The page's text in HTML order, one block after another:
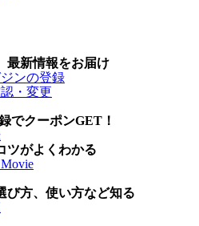
最新情報をお届け
ンの登録
・変更
でクーポンGET！
ツがよくわかる
び方、使い方など知る